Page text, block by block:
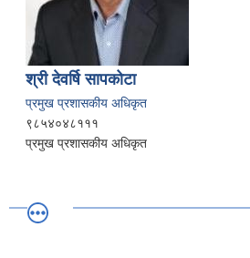
श्री देवर्षि सापकोटा
प्रमुख प्रशासकीय अधिकृत
९८५४०४८१११
प्रमुख प्रशासकीय अधिकृत